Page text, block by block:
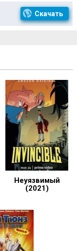
Скачать
Неуязвимый
(2021)